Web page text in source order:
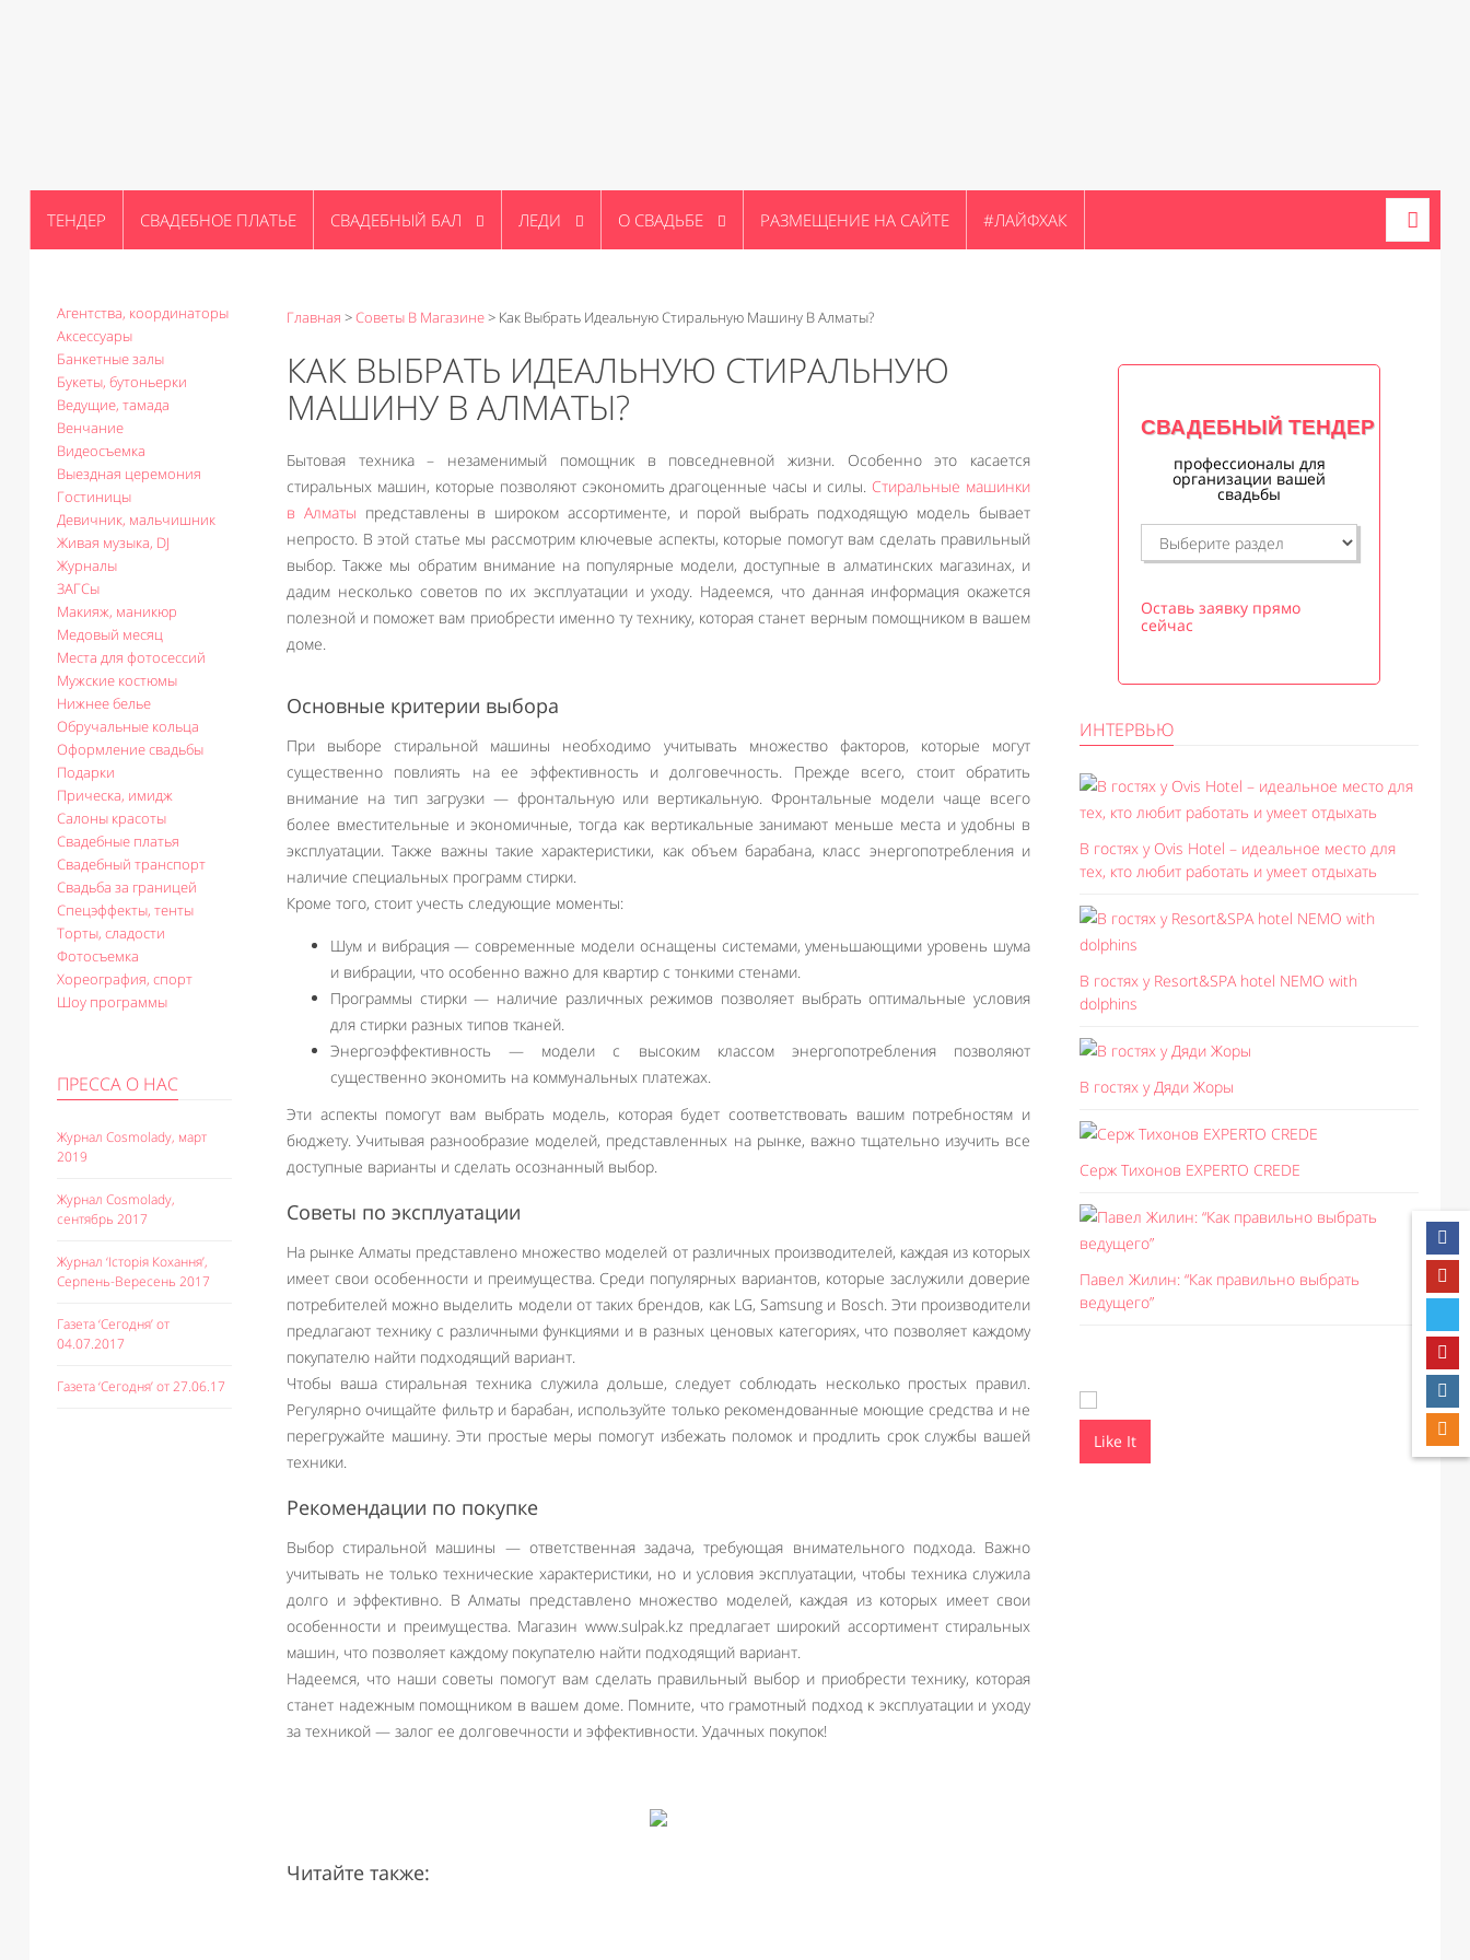
ТЕНДЕР СВАДЕБНОЕ ПЛАТЬЕ СВАДЕБНЫЙ БАЛ ЛЕДИ О СВАДЬБЕ РАЗМЕЩЕНИЕ НА САЙТЕ #ЛАЙФХАК
Агентства, координаторы
Аксессуары
Банкетные залы
Букеты, бутоньерки
Ведущие, тамада
Венчание
Видеосъемка
Выездная церемония
Гостиницы
Девичник, мальчишник
Живая музыка, DJ
Журналы
ЗАГСы
Макияж, маникюр
Медовый месяц
Места для фотосессий
Мужские костюмы
Нижнее белье
Обручальные кольца
Оформление свадьбы
Подарки
Прическа, имидж
Салоны красоты
Свадебные платья
Свадебный транспорт
Свадьба за границей
Спецэффекты, тенты
Торты, сладости
Фотосъемка
Хореография, спорт
Шоу программы
ПРЕССА О НАС
Журнал Cosmolady, март
2019
Журнал Cosmolady,
сентябрь 2017
Журнал ‘Історія Кохання’,
Серпень-Вересень 2017
Газета ‘Сегодня’ от
04.07.2017
Газета ‘Сегодня’ от 27.06.17
Главная >Советы В Магазине> Как Выбрать Идеальную Стиральную Машину В Алматы?
КАК ВЫБРАТЬ ИДЕАЛЬНУЮ СТИРАЛЬНУЮ
МАШИНУ В АЛМАТЫ?
Бытовая техника – незаменимый помощник в повседневной жизни. Особенно это касается
стиральных машин, которые позволяют сэкономить драгоценные часы и силы. Стиральные машинки
в Алматы представлены в широком ассортименте, и порой выбрать подходящую модель бывает
непросто. В этой статье мы рассмотрим ключевые аспекты, которые помогут вам сделать правильный
выбор. Также мы обратим внимание на популярные модели, доступные в алматинских магазинах, и
дадим несколько советов по их эксплуатации и уходу. Надеемся, что данная информация окажется
полезной и поможет вам приобрести именно ту технику, которая станет верным помощником в вашем
доме.
Основные критерии выбора
При выборе стиральной машины необходимо учитывать множество факторов, которые могут
существенно повлиять на ее эффективность и долговечность. Прежде всего, стоит обратить
внимание на тип загрузки — фронтальную или вертикальную. Фронтальные модели чаще всего
более вместительные и экономичные, тогда как вертикальные занимают меньше места и удобны в
эксплуатации. Также важны такие характеристики, как объем барабана, класс энергопотребления и
наличие специальных программ стирки.
Кроме того, стоит учесть следующие моменты:
Шум и вибрация — современные модели оснащены системами, уменьшающими уровень шума
и вибрации, что особенно важно для квартир с тонкими стенами.
Программы стирки — наличие различных режимов позволяет выбрать оптимальные условия
для стирки разных типов тканей.
Энергоэффективность — модели с высоким классом энергопотребления позволяют
существенно экономить на коммунальных платежах.
Эти аспекты помогут вам выбрать модель, которая будет соответствовать вашим потребностям и
бюджету. Учитывая разнообразие моделей, представленных на рынке, важно тщательно изучить все
доступные варианты и сделать осознанный выбор.
Советы по эксплуатации
На рынке Алматы представлено множество моделей от различных производителей, каждая из которых
имеет свои особенности и преимущества. Среди популярных вариантов, которые заслужили доверие
потребителей можно выделить модели от таких брендов, как LG, Samsung и Bosch. Эти производители
предлагают технику с различными функциями и в разных ценовых категориях, что позволяет каждому
покупателю найти подходящий вариант.
Чтобы ваша стиральная техника служила дольше, следует соблюдать несколько простых правил.
Регулярно очищайте фильтр и барабан, используйте только рекомендованные моющие средства и не
перегружайте машину. Эти простые меры помогут избежать поломок и продлить срок службы вашей
техники.
Рекомендации по покупке
Выбор стиральной машины — ответственная задача, требующая внимательного подхода. Важно
учитывать не только технические характеристики, но и условия эксплуатации, чтобы техника служила
долго и эффективно. В Алматы представлено множество моделей, каждая из которых имеет свои
особенности и преимущества. Магазин www.sulpak.kz предлагает широкий ассортимент стиральных
машин, что позволяет каждому покупателю найти подходящий вариант.
Надеемся, что наши советы помогут вам сделать правильный выбор и приобрести технику, которая
станет надежным помощником в вашем доме. Помните, что грамотный подход к эксплуатации и уходу
за техникой — залог ее долговечности и эффективности. Удачных покупок!
Читайте также:
СВАДЕБНЫЙ ТЕНДЕР
профессионалы для
организации вашей
свадьбы
Оставь заявку прямо
сейчас
ИНТЕРВЬЮ
В гостях у Ovis Hotel – идеальное место для
тех, кто любит работать и умеет отдыхать
В гостях у Resort&SPA hotel NEMO with
dolphins
В гостях у Дяди Жоры
Серж Тихонов EXPERTO CREDE
Павел Жилин: “Как правильно выбрать
ведущего”
Like It Like It